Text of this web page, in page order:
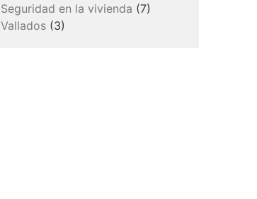
Seguridad en la vivienda (7)
Vallados (3)